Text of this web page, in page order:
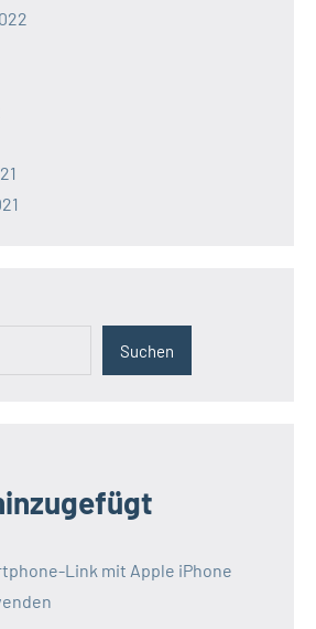
Suchen
Link mit Apple iPhone